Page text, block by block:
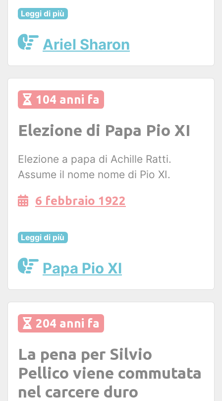
Leggi di più
Ariel Sharon
104 anni fa
Elezione di Papa Pio XI
Elezione a papa di Achille Ratti.
Assume il nome nome di Pio XI.
6 febbraio 1922
Leggi di più
Papa Pio XI
204 anni fa
La pena per Silvio
Pellico viene commutata
nel carcere duro